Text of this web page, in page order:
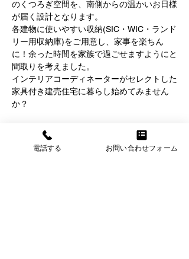
のくつろぎ空間を、南側からの温かいお日様
が届く設計となります。
各建物に使いやすい収納(SIC・WIC・ランド
リー用収納庫)をご用意し、家事を楽ちん
に！余った時間を家族で過ごせますようにと
間取りを考えました。
インテリアコーディネーターがセレクトした
家具付き建売住宅に暮らし始めてみません
か？
さらに表示
電話する お問い合わせフォーム